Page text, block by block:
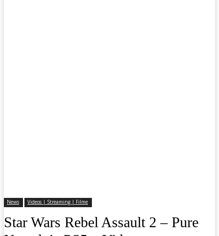
News Videos | Streaming | Filme
Star Wars Rebel Assault 2 – Pure